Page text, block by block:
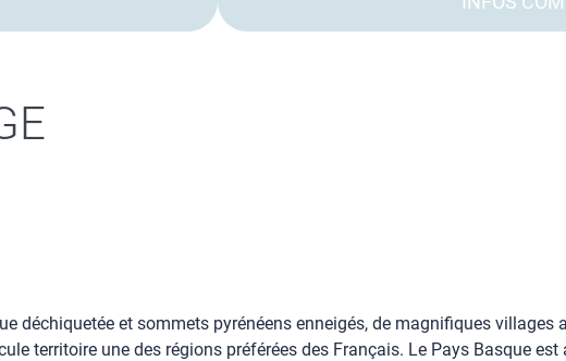
déchiquetée et sommets pyrénéens enneigés, de magnifiques
territoire une des régions préférées des Français. Le Pays Basque